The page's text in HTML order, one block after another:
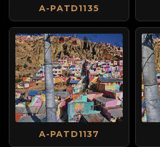
A-PATD1135
A-PATD1137